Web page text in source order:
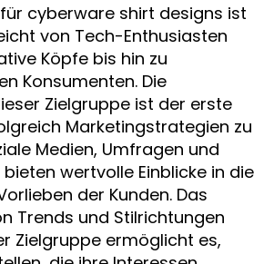
cyberware shirt designs ist
von Tech-Enthusiasten
Köpfe bis hin zu
Konsumenten. Die
Zielgruppe ist der erste
Marketingstrategien zu
Medien, Umfragen und
wertvolle Einblicke in die
der Kunden. Das
Trends und Stilrichtungen
Zielgruppe ermöglicht es,